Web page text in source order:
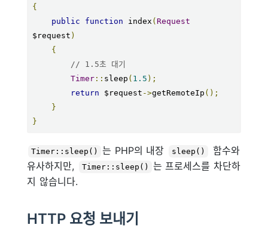
{
public
function index ( Request
$request )
{
// 1.5초 대기
Timer:: sleep ( 1.5 );
return $request ->getRemoteIp ();
}
}
Timer::sleep() 는 PHP의 내장 sleep()
함수와
유사하지만,
Timer::sleep()
는 프로세스를 차단하
지 않습니다.
HTTP 요청 보내기